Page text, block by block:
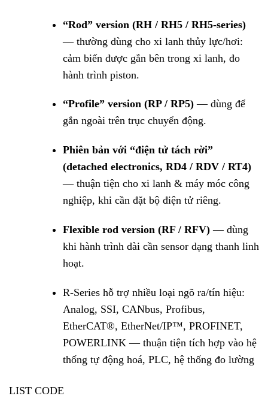
“Rod” version (RH / RH5 / RH5-series)
— thường dùng cho xi lanh thủy lực/hơi:
cảm biến được gắn bên trong xi lanh, đo
hành trình piston.
“Profile” version (RP / RP5)— dùng để
gắn ngoài trên trục chuyển động.
Phiên bản với “điện tử tách rời”
(detached electronics, RD4 / RDV / RT4)
— thuận tiện cho xi lanh & máy móc công
nghiệp, khi cần đặt bộ điện tử riêng.
Flexible rod version (RF / RFV)— dùng
khi hành trình dài cần sensor dạng thanh linh
hoạt.
R-Series hỗ trợ nhiều loại ngõ ra/tín hiệu:
Analog, SSI, CANbus, Profibus,
EtherCAT®, EtherNet/IP™, PROFINET,
POWERLINK — thuận tiện tích hợp vào hệ
thống tự động hoá, PLC, hệ thống đo lường
LIST CODE